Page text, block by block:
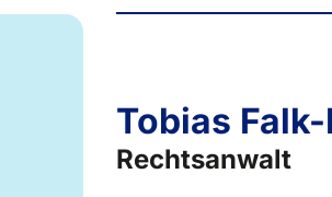
Tobias
Rechtsanwalt